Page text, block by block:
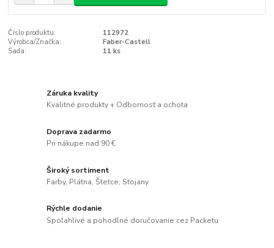
Číslo produktu:
112972
Výrobca/Značka:
Faber-Castell
Sada:
11 ks
Záruka kvality
Kvalitné produkty + Odbornosť a ochota
Doprava zadarmo
Pri nákupe nad 90 €
Široký sortiment
Farby, Plátna, Štetce, Stojany
Rýchle dodanie
Spoľahlivé a pohodlné doručovanie cez Packetu